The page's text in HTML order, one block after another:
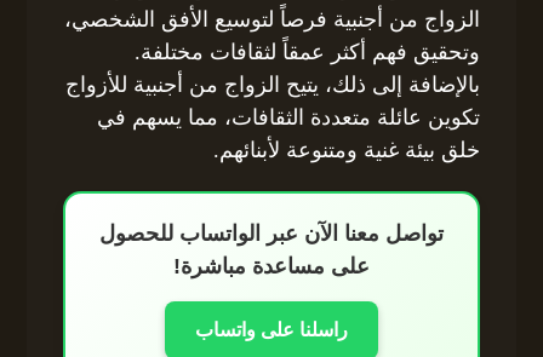
الزواج من أجنبية فرصاً لتوسيع الأفق الشخصي،
وتحقيق فهم أكثر عمقاً لثقافات مختلفة.
بالإضافة إلى ذلك، يتيح الزواج من أجنبية للأزواج
تكوين عائلة متعددة الثقافات، مما يسهم في
خلق بيئة غنية ومتنوعة لأبنائهم.
تواصل معنا الآن عبر الواتساب للحصول
على مساعدة مباشرة!
راسلنا على واتساب